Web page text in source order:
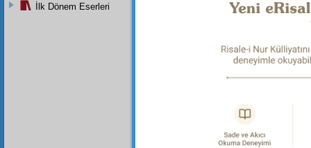
Şuarâ
Dipnot-2
"Ey
İlk Dönem Eserleri